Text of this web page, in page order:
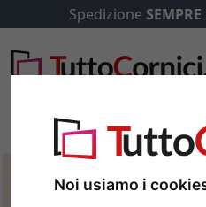
Noi usiamo i
Spedizione SEMPRE